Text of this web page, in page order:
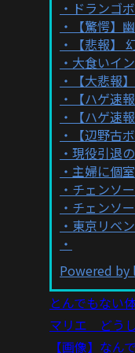
ドランゴ
【驚愕
【悲報】
大食いイ
【大悲報
【ハゲ速
【ハゲ速
【辺野古
現役引退
主婦に個
チェンソ
チェンソ
東京リベ
Powered by
とんでもない
マリエ どう
【画像】な